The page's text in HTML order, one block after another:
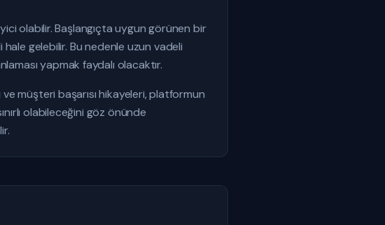
olabilir. Başlangıçta uygun görünen bir
gelebilir. Bu nedenle uzun vadeli
yapmak faydalı olacaktır.
müşteri başarısı hikayeleri, platformun
olabileceğini göz önünde